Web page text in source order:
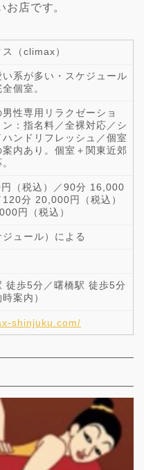
店です。
（climax）
系が多い・スケジュール
個室。
性専用リラクゼーショ
ン：指名料／全裸対応／シ
ハンドリフレッシュ／個室
内あり。個室＋関東近郊
（税込）／90分 16,000
分 20,000円（税込）
円（税込）
ュール）による
徒歩5分／曙橋駅 徒歩5分
案内）
shinjuku.com/